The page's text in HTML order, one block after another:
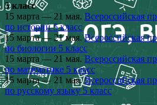
5 класс
15 марта — 21 мая. Всероссийская
по истории 5 класс
15 марта — 21 мая.Всероссийская
по биологии 5 класс
15 марта — 21 мая. Всероссийская
по математике 5 класс
15 марта — 21 мая.Всероссийская
по русскому языку 5 класс